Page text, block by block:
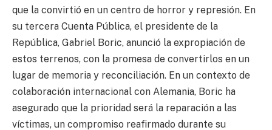
que la convirtió en un centro de horror y represión. En
su tercera Cuenta Pública, el presidente de la
República, Gabriel Boric, anunció la expropiación de
estos terrenos, con la promesa de convertirlos en un
lugar de memoria y reconciliación. En un contexto de
colaboración internacional con Alemania, Boric ha
asegurado que la prioridad será la reparación a las
víctimas, un compromiso reafirmado durante su